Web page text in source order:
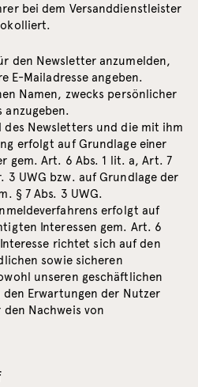
bei dem Versanddienstleister
den Newsletter anzumelden,
E-Mailadresse angeben.
Namen, zwecks persönlicher
anzugeben.
des Newsletters und die mit ihm
erfolgt auf Grundlage einer
gem. Art. 6 Abs. 1 lit. a, Art. 7
3 UWG bzw. auf Grundlage der
§ 7 Abs. 3 UWG.
erfolgt auf
Interessen gem. Art. 6
richtet sich auf den
sowie sicheren
unseren geschäftlichen
Erwartungen der Nutzer
Nachweis von